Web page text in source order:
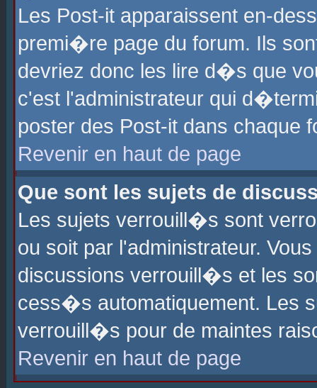
Les Post-it apparaissent en-
premi�re page du forum. Ils
devriez donc les lire d�s que
c'est l'administrateur qui
poster des Post-it dans chaque
Revenir en haut de page
Que sont les sujets de
Les sujets verrouill�s sont
ou soit par l'administrateur.
discussions verrouill�s et les
cess�s automatiquement. Les
verrouill�s pour de maintes
Revenir en haut de page